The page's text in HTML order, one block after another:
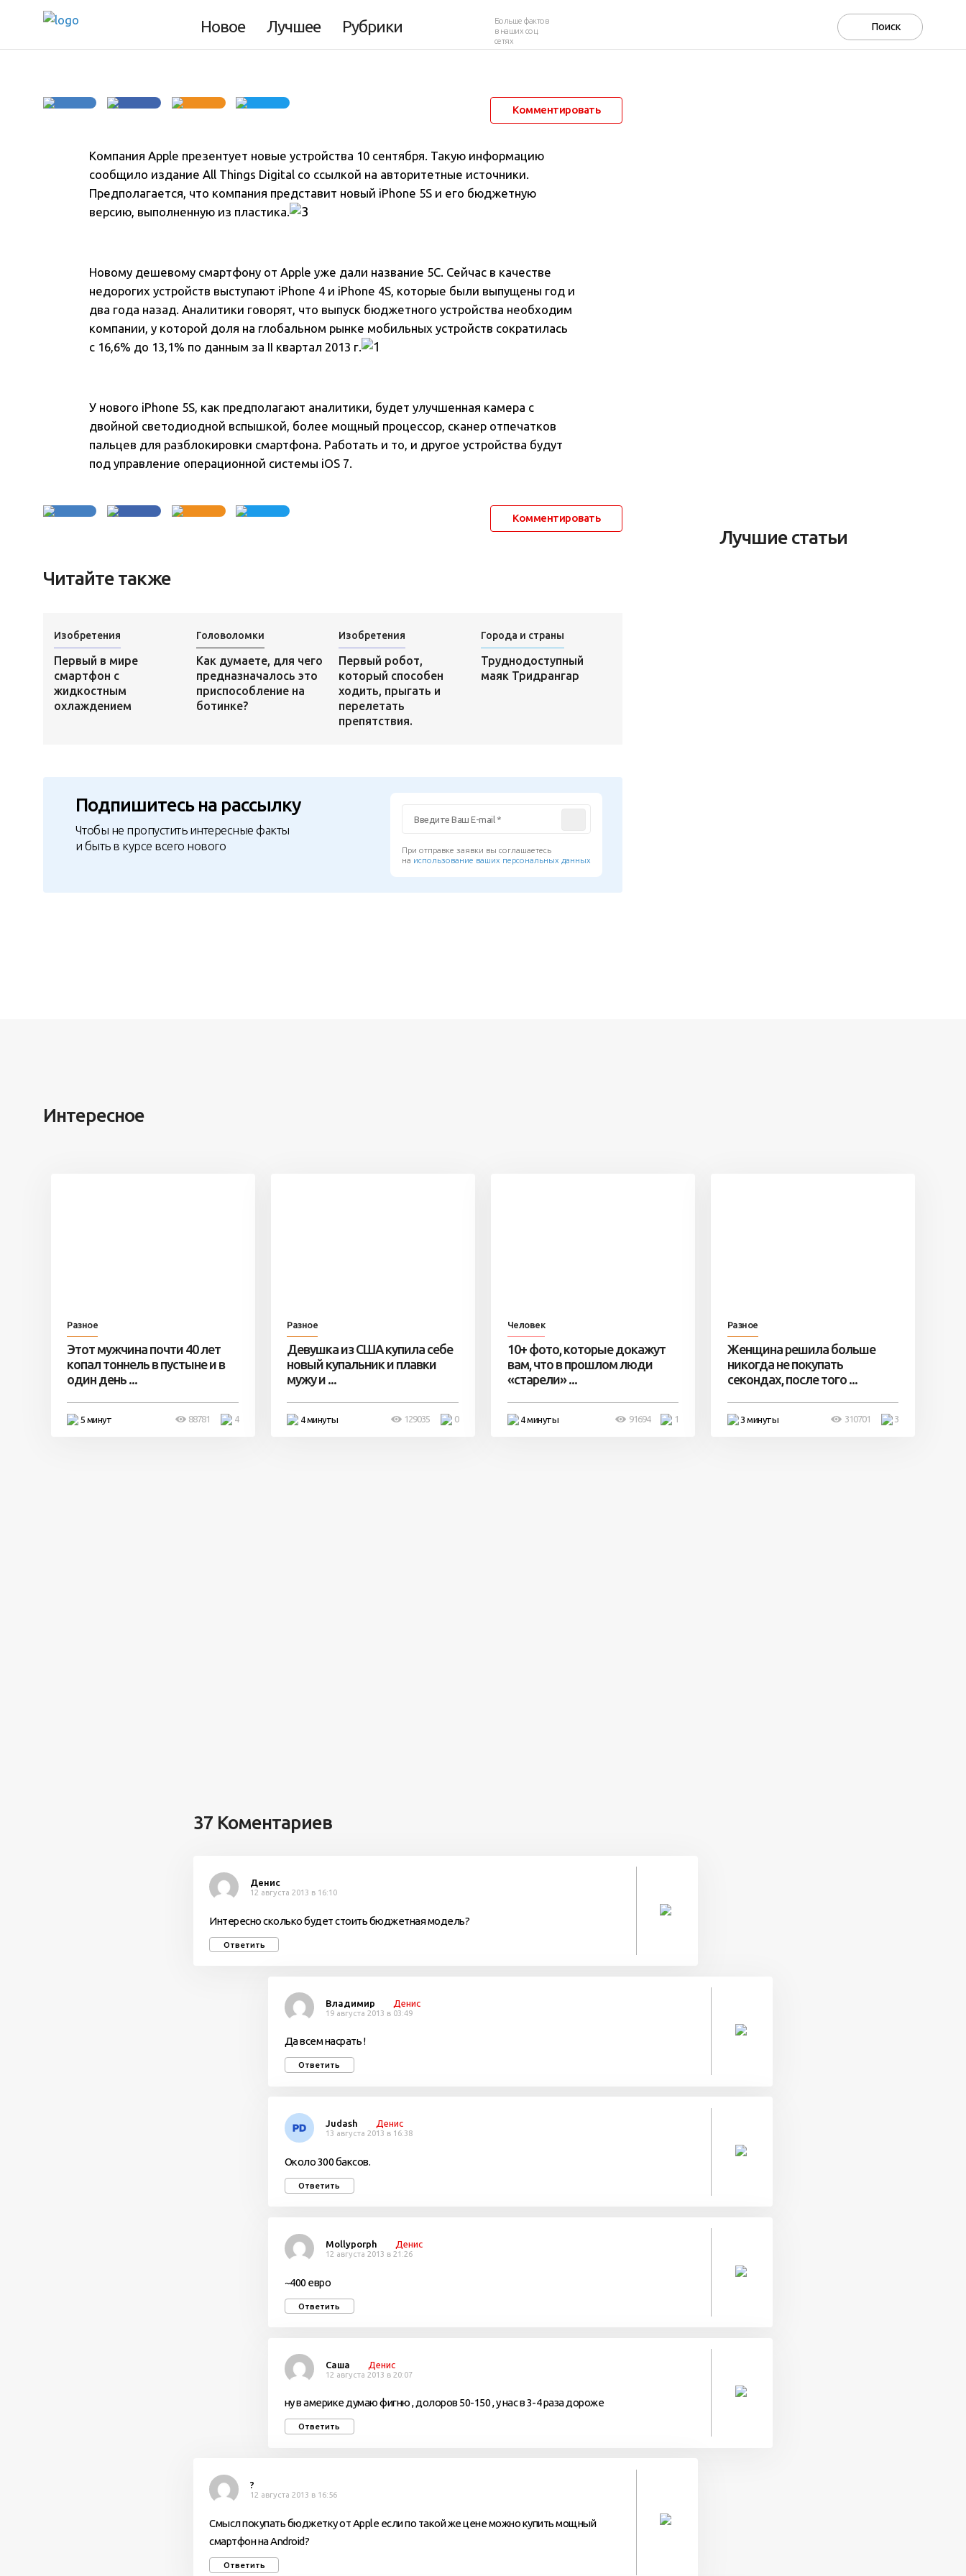
Новое Лучшее Рубрики
Больше фактов
в наших соц.
сетях
Комментировать
Компания Apple презентует новые устройства 10 сентября. Такую информацию
сообщило издание All Things Digital со ссылкой на авторитетные источники.
Предполагается, что компания представит новый iPhone 5S и его бюджетную
версию, выполненную из пластика.
Новому дешевому смартфону от Apple уже дали название 5С. Сейчас в качестве
недорогих устройств выступают iPhone 4 и iPhone 4S, которые были выпущены год и
два года назад. Аналитики говорят, что выпуск бюджетного устройства необходим
компании, у которой доля на глобальном рынке мобильных устройств сократилась
с 16,6% до 13,1% по данным за II квартал 2013 г.
У нового iPhone 5S, как предполагают аналитики, будет улучшенная камера с
двойной светодиодной вспышкой, более мощный процессор, сканер отпечатков
пальцев для разблокировки смартфона. Работать и то, и другое устройства будут
под управление операционной системы iOS 7.
Комментировать
Читайте также
Изобретения
Первый в мире
смартфон с
жидкостным
охлаждением
Головоломки
Как думаете, для чего
предназначалось это
приспособление на
ботинке?
Изобретения
Первый робот,
который способен
ходить, прыгать и
перелетать
препятствия.
Города и страны
Труднодоступный
маяк Тридрангар
Подпишитесь на рассылку
Чтобы не пропустить интересные факты
и быть в курсе всего нового
При отправке заявки вы соглашаетесь
на использование ваших персональных данных
Лучшие статьи
Интересное
Разное
Этот мужчина почти 40 лет
копал тоннель в пустыне и в
один день ...
5 минут 4
88781
Разное
Девушка из США купила себе
новый купальник и плавки
мужу и ...
4 минуты 0
129035
Человек
10+ фото, которые докажут
вам, что в прошлом люди
«старели» ...
4 минуты 1
91694
Разное
Женщина решила больше
никогда не покупать
секондах, после того ...
3 минуты 3
310701
37 Коментариев
Денис
12 августа 2013 в 16:10
Интересно сколько будет стоить бюджетная модель?
Ответить
Владимир Денис
19 августа 2013 в 03:49
Да всем насрать !
Ответить
Judash Денис
13 августа 2013 в 16:38
Около 300 баксов.
Ответить
Mollyporph Денис
12 августа 2013 в 21:26
~400 евро
Ответить
Саша Денис
12 августа 2013 в 20:07
ну в америке думаю фигню , долоров 50-150 , у нас в 3-4 раза дороже
Ответить
?
12 августа 2013 в 16:56
Смысл покупать бюджетку от Apple если по такой же цене можно купить мощный
смартфон на Android?
Ответить